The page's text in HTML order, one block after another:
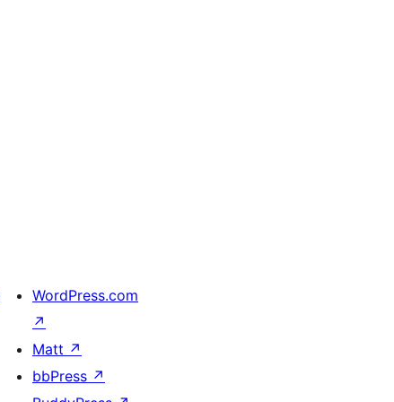
WordPress.com
↗
Matt ↗
bbPress ↗